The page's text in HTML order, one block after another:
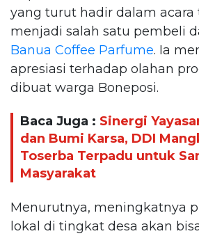
yang turut hadir dalam acara
menjadi salah satu pembeli
Banua Coffee Parfume. Ia
apresiasi terhadap olahan
dibuat warga Boneposi.
Baca Juga : Sinergi
dan Bumi Karsa, DDI
Toserba Terpadu untuk
Masyarakat
Menurutnya, meningkatnya
lokal di tingkat desa akan